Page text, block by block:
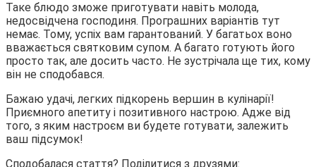
Таке блюдо зможе приготувати навіть молода,
недосвідчена господиня. Програшних варіантів тут
немає. Тому, успіх вам гарантований. У багатьох воно
вважається святковим супом. А багато готують його
просто так, але досить часто. Не зустрічала ще тих, кому
він не сподобався.
Бажаю удачі, легких підкорень вершин в кулінарії!
Приємного апетиту і позитивного настрою. Адже від
того, з яким настроєм ви будете готувати, залежить
ваш підсумок!
Сподобалася стаття? Поділитися з друзями: